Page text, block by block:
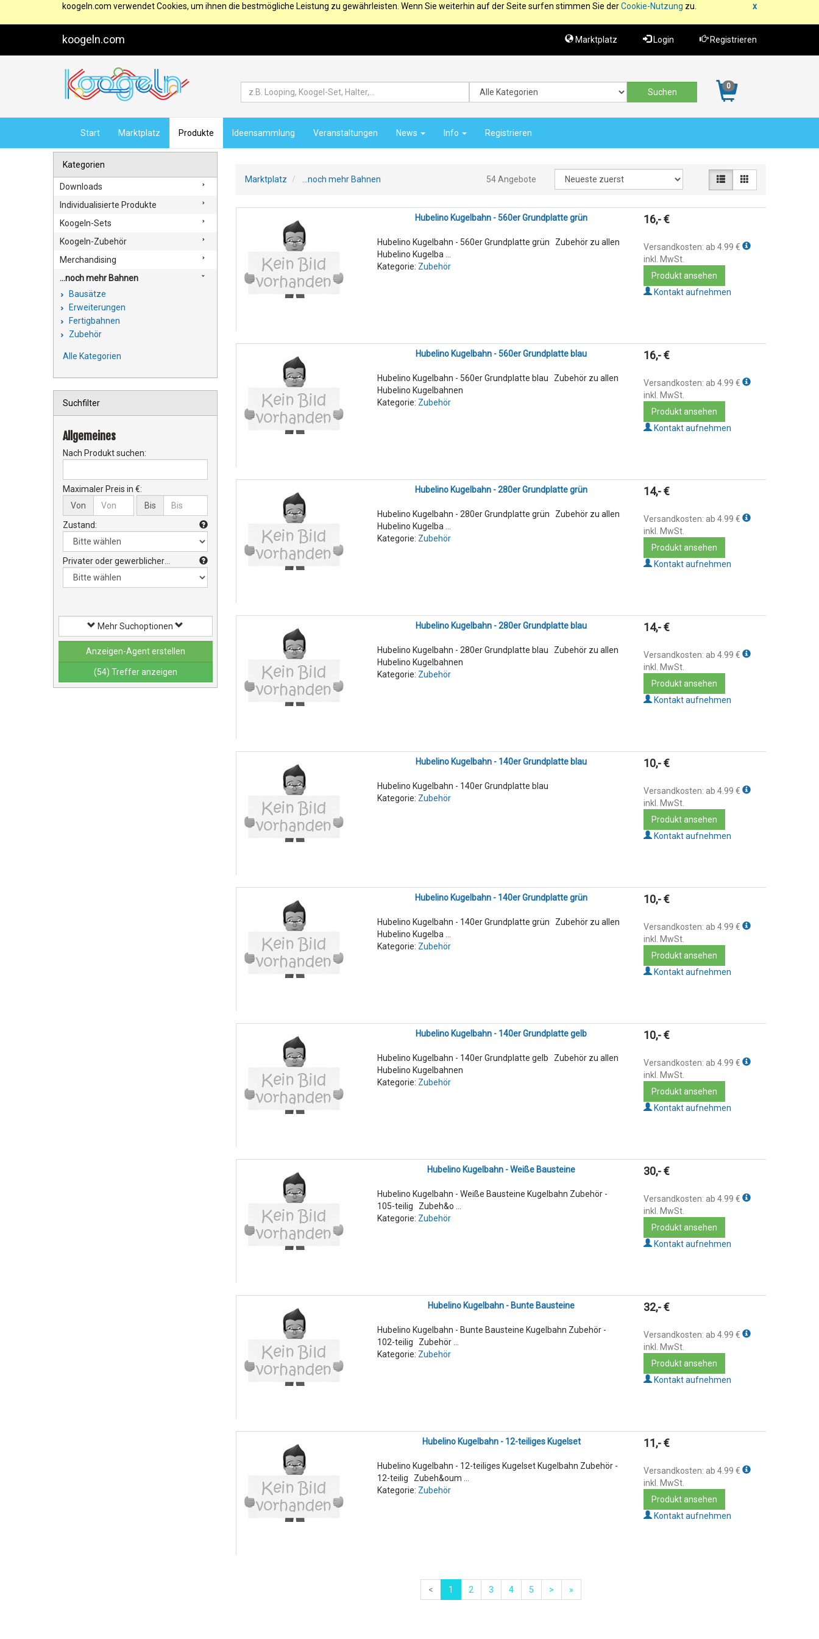
x
koogeln.com verwendet Cookies, um ihnen die bestmögliche Leistung zu gewährleisten. Wenn Sie weiterhin auf der Seite surfen stimmen Sie derCookie-Nutzung zu.
koogeln.com Marktplatz Login Registrieren
0
Start Marktplatz Produkte Ideensammlung Veranstaltungen News Info Registrieren
Marktplatz ...noch mehr Bahnen 54 Angebote
Hubelino Kugelbahn - 560er Grundplatte grün
Hubelino Kugelbahn - 560er Grundplatte grün Zubehör zu allen
Hubelino Kugelba ...
Kategorie: Zubehör
16,- €
Versandkosten: ab 4.99 €
inkl. MwSt.
Produkt ansehen
Kontakt aufnehmen
Hubelino Kugelbahn - 560er Grundplatte blau
Hubelino Kugelbahn - 560er Grundplatte blau Zubehör zu allen
Hubelino Kugelbahnen
Kategorie: Zubehör
16,- €
Versandkosten: ab 4.99 €
inkl. MwSt.
Produkt ansehen
Kontakt aufnehmen
Hubelino Kugelbahn - 280er Grundplatte grün
Hubelino Kugelbahn - 280er Grundplatte grün Zubehör zu allen
Hubelino Kugelba ...
Kategorie: Zubehör
14,- €
Versandkosten: ab 4.99 €
inkl. MwSt.
Produkt ansehen
Kontakt aufnehmen
Hubelino Kugelbahn - 280er Grundplatte blau
Hubelino Kugelbahn - 280er Grundplatte blau Zubehör zu allen
Hubelino Kugelbahnen
Kategorie: Zubehör
14,- €
Versandkosten: ab 4.99 €
inkl. MwSt.
Produkt ansehen
Kontakt aufnehmen
Hubelino Kugelbahn - 140er Grundplatte blau
Hubelino Kugelbahn - 140er Grundplatte blau
Kategorie: Zubehör
10,- €
Versandkosten: ab 4.99 €
inkl. MwSt.
Produkt ansehen
Kontakt aufnehmen
Hubelino Kugelbahn - 140er Grundplatte grün
Hubelino Kugelbahn - 140er Grundplatte grün Zubehör zu allen
Hubelino Kugelba ...
Kategorie: Zubehör
10,- €
Versandkosten: ab 4.99 €
inkl. MwSt.
Produkt ansehen
Kontakt aufnehmen
Hubelino Kugelbahn - 140er Grundplatte gelb
Hubelino Kugelbahn - 140er Grundplatte gelb Zubehör zu allen
Hubelino Kugelbahnen
Kategorie: Zubehör
10,- €
Versandkosten: ab 4.99 €
inkl. MwSt.
Produkt ansehen
Kontakt aufnehmen
Hubelino Kugelbahn - Weiße Bausteine
Hubelino Kugelbahn - Weiße Bausteine Kugelbahn Zubehör -
105-teilig Zubeh&o ...
Kategorie: Zubehör
30,- €
Versandkosten: ab 4.99 €
inkl. MwSt.
Produkt ansehen
Kontakt aufnehmen
Hubelino Kugelbahn - Bunte Bausteine
Hubelino Kugelbahn - Bunte Bausteine Kugelbahn Zubehör -
102-teilig Zubehör ...
Kategorie: Zubehör
32,- €
Versandkosten: ab 4.99 €
inkl. MwSt.
Produkt ansehen
Kontakt aufnehmen
Hubelino Kugelbahn - 12-teiliges Kugelset
Hubelino Kugelbahn - 12-teiliges Kugelset Kugelbahn Zubehör -
12-teilig Zubeh&oum ...
Kategorie: Zubehör
11,- €
Versandkosten: ab 4.99 €
inkl. MwSt.
Produkt ansehen
Kontakt aufnehmen
< 1 2 3 4 5 > »
Kategorien
Downloads
Individualisierte Produkte
Koogeln-Sets
Koogeln-Zubehör
Merchandising
...noch mehr Bahnen
Bausätze
Erweiterungen
Fertigbahnen
Zubehör
Alle Kategorien
Suchfilter
Allgemeines
Nach Produkt suchen:
Maximaler Preis in €:
Von
Bis
Zustand:
Privater oder gewerblicher
Verkauf?:
Mehr Suchoptionen
Anzeigen-Agent erstellen
(54) Treffer anzeigen